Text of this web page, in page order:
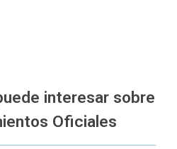
interesar sobre
Oficiales